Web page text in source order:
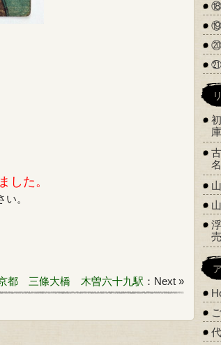
した。
。
都 三條大橋 木曽六十九駅 ：Next »
⑱
⑲
⑳
売